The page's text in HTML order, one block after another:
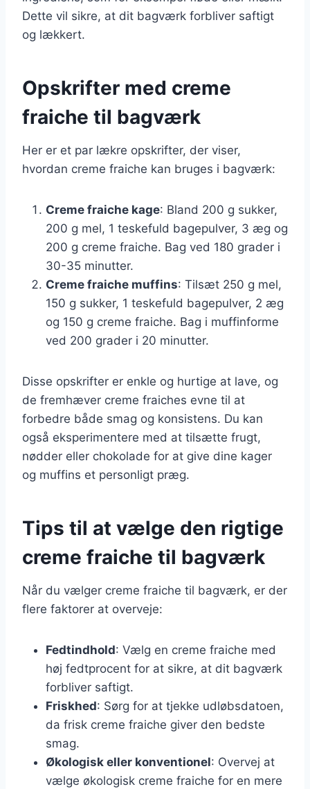
Dette vil sikre, at dit bagværk forbliver saftigt
og lækkert.
Opskrifter med creme
fraiche til bagværk
Her er et par lækre opskrifter, der viser,
hvordan creme fraiche kan bruges i bagværk:
Creme fraiche kage: Bland 200 g sukker,
200 g mel, 1 teskefuld bagepulver, 3 æg og
200 g creme fraiche. Bag ved 180 grader i
30-35 minutter.
Creme fraiche muffins: Tilsæt 250 g mel,
150 g sukker, 1 teskefuld bagepulver, 2 æg
og 150 g creme fraiche. Bag i muffinforme
ved 200 grader i 20 minutter.
Disse opskrifter er enkle og hurtige at lave, og
de fremhæver creme fraiches evne til at
forbedre både smag og konsistens. Du kan
også eksperimentere med at tilsætte frugt,
nødder eller chokolade for at give dine kager
og muffins et personligt præg.
Tips til at vælge den rigtige
creme fraiche til bagværk
Når du vælger creme fraiche til bagværk, er der
flere faktorer at overveje:
Fedtindhold: Vælg en creme fraiche med
høj fedtprocent for at sikre, at dit bagværk
forbliver saftigt.
Friskhed: Sørg for at tjekke udløbsdatoen,
da frisk creme fraiche giver den bedste
smag.
Økologisk eller konventionel: Overvej at
vælge økologisk creme fraiche for en mere